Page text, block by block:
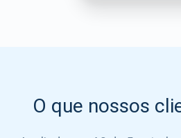
O que nossos